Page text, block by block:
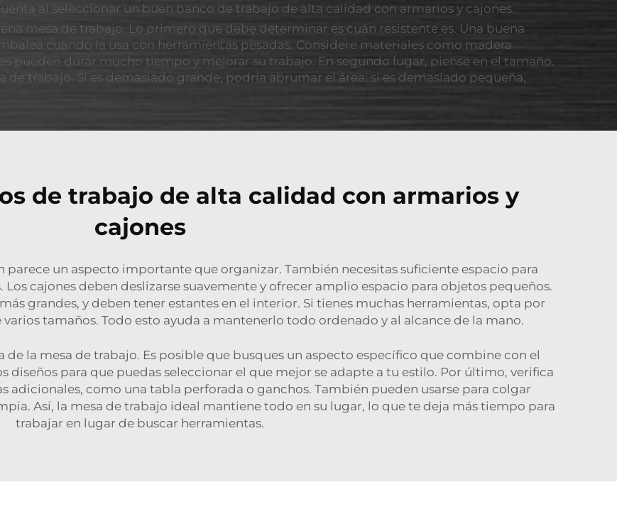
al seleccionar un buen banco de trabajo de alta calidad con armarios y cajones.
mesa de trabajo. Lo primero que debe determinar es cuán resistente es. Una buena
cuando la usa con herramientas pesadas. Considere materiales como madera
pueden durar mucho tiempo y mejorar su trabajo. En segundo lugar, piense en el tamaño.
de trabajo. Si es demasiado grande, podría abrumar el área; si es demasiado pequeña,
de trabajo de alta calidad con armarios y
cajones
parece un aspecto importante que organizar. También necesitas suficiente espacio para
cajones deben deslizarse suavemente y ofrecer amplio espacio para objetos pequeños.
grandes, y deben tener estantes en el interior. Si tienes muchas herramientas, opta por
varios tamaños. Todo esto ayuda a mantenerlo todo ordenado y al alcance de la mano.
de la mesa de trabajo. Es posible que busques un aspecto específico que combine con el
diseños para que puedas seleccionar el que mejor se adapte a tu estilo. Por último, verifica
adicionales, como una tabla perforada o ganchos. También pueden usarse para colgar
Así, la mesa de trabajo ideal mantiene todo en su lugar, lo que te deja más tiempo para
trabajar en lugar de buscar herramientas.